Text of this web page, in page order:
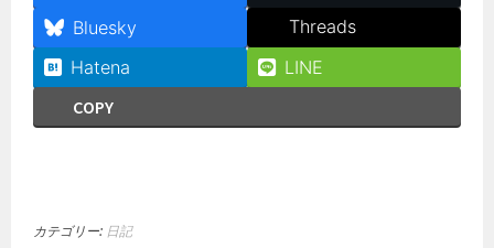
Bluesky
Threads
Hatena
LINE
COPY
カテゴリー: 日記